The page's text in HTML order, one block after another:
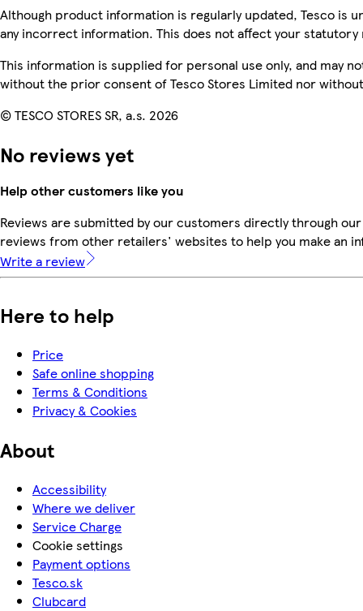
Although product information is regularly updated, Tesco is
any incorrect information. This does not affect your statutory
This information is supplied for personal use only, and may
without the prior consent of Tesco Stores Limited nor
© TESCO STORES SR, a.s. 2026
No reviews yet
Help other customers like you
Reviews are submitted by our customers directly through
reviews from other retailers' websites to help you make an
Write a review
Here to help
Price
Safe online shopping
Terms & Conditions
Privacy & Cookies
About
Accessibility
Where we deliver
Service Charge
Cookie settings
Payment options
Tesco.sk
Clubcard